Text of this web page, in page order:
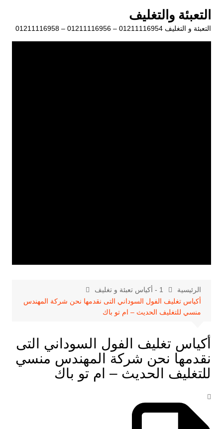
المحتوى
التعبئة والتغليف
التعبئة و التغليف 01211116954 – 01211116956 – 01211116958
الرئيسية
1 - أكياس تعبئة و تغليف
أكياس تغليف الفول السوداني التى نقدمها نحن شركة المهندس
منسي للتغليف الحديث – ام تو باك
أكياس تغليف الفول السوداني التى
نقدمها نحن شركة المهندس منسي
للتغليف الحديث – ام تو باك